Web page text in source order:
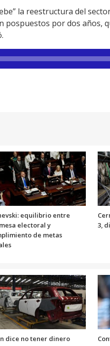
la reestructura del
por dos años,
equilibrio entre
electoral y
de metas
3,
dice no tener dinero